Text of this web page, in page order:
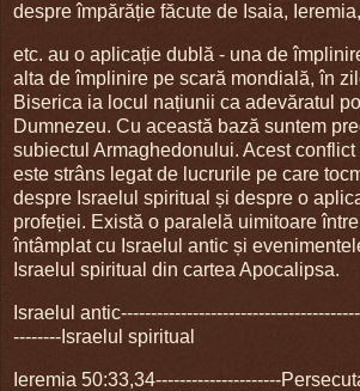
despre împărăție făcute de Isaia,
etc. au o aplicație dublă - una de
alta de împlinire pe scară mondială, în
Biserica ia locul națiunii ca adevăratul
Dumnezeu. Cu această bază suntem
subiectul Armaghedonului. Acest
este strâns legat de lucrurile pe care
despre Israelul spiritual și despre o
profeției. Există o paralelă uimitoare
întâmplat cu Israelul antic și
Israelul spiritual din cartea Apocalipsa.
Israelul
--------Israelul spiritual
Ieremia 50:33,34---------------------